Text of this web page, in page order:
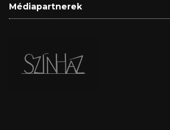
Médiapartnerek